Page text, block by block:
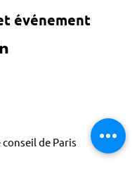
événement
de Paris